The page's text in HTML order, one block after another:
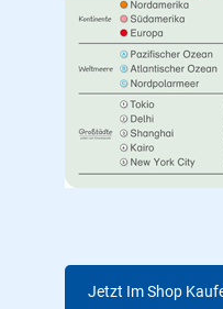
Jetzt Im Shop